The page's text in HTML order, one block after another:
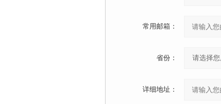
常用邮箱：
省份：
详细地址：